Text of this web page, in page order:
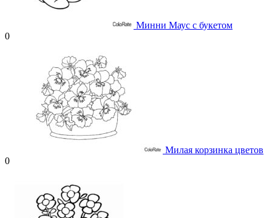
Минни Маус с букетом
0
Милая корзинка цветов
0